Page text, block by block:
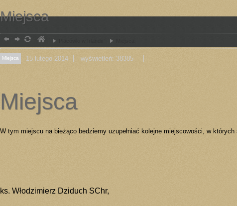
Miejsca
Miejsca 15 lutego 2014 wyświetleń: 38385
Miejsca
W tym miejscu na bieżąco bedziemy uzupełniać kolejne miejscowości, w
ks. Włodzimierz Dziduch SChr,